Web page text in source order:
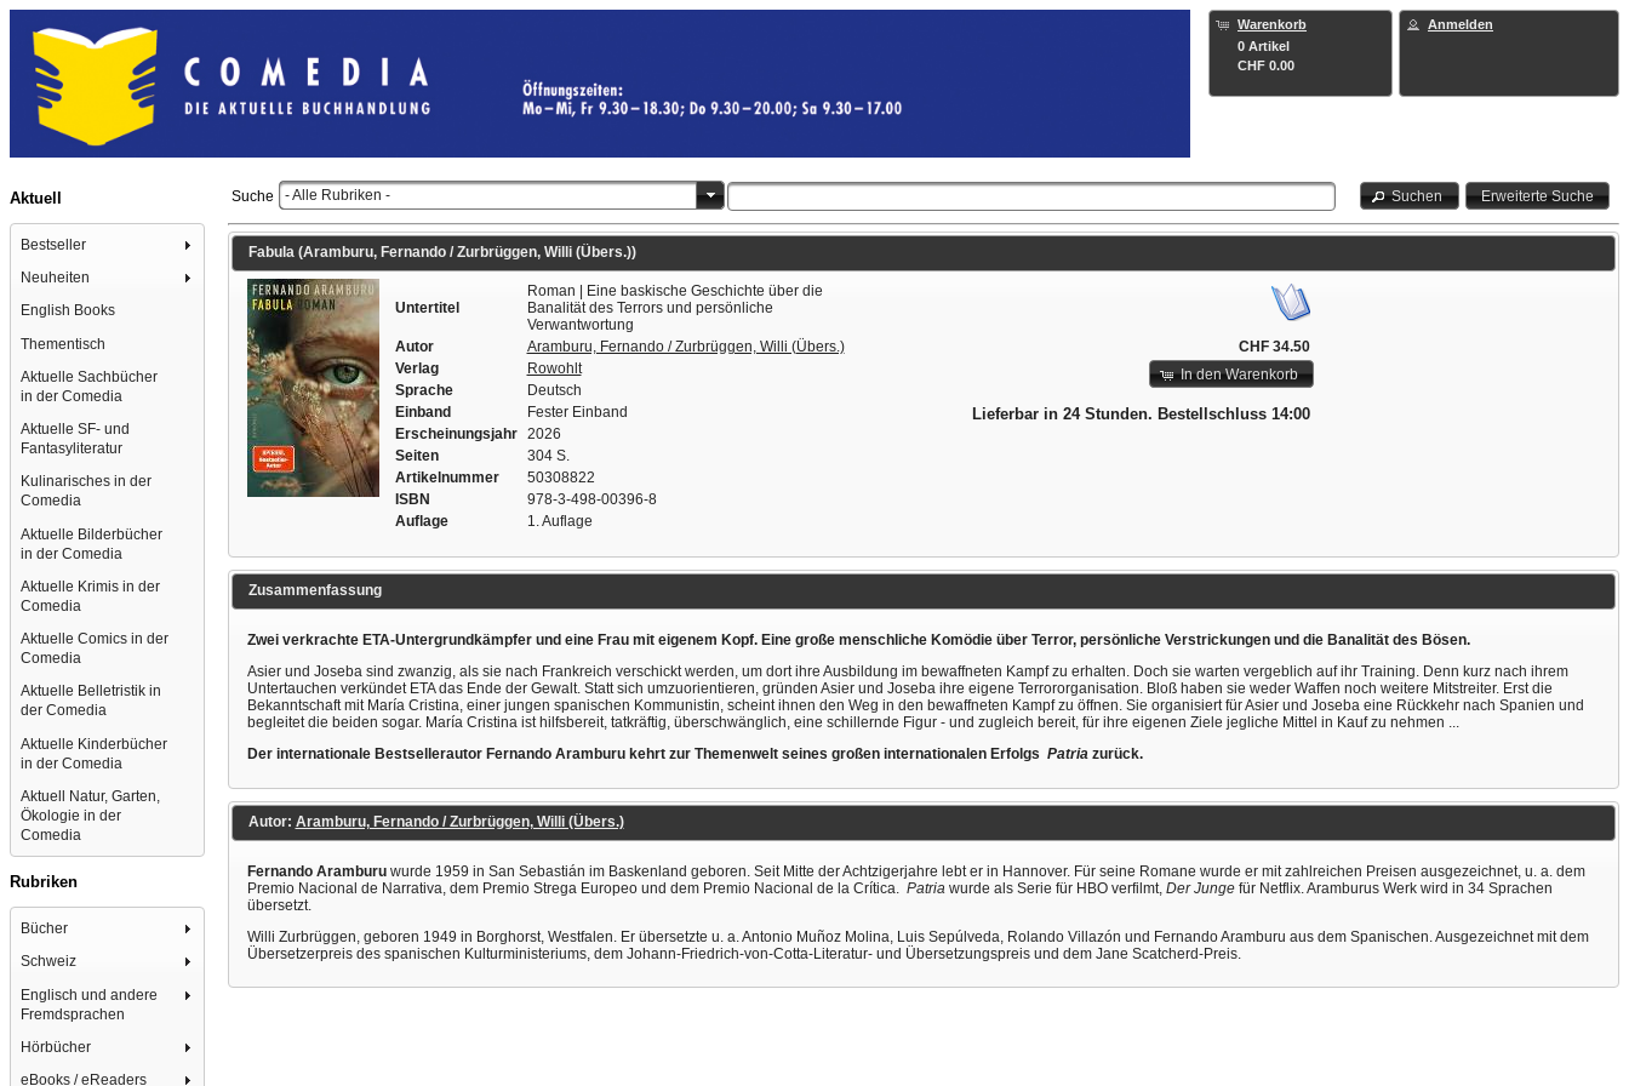
Warenkorb
0 Artikel
CHF 0.00
Anmelden
Aktuell
Bestseller
Neuheiten
English Books
Thementisch
Aktuelle Sachbücher
in der Comedia
Aktuelle SF- und
Fantasyliteratur
Kulinarisches in der
Comedia
Aktuelle Bilderbücher
in der Comedia
Aktuelle Krimis in der
Comedia
Aktuelle Comics in der
Comedia
Aktuelle Belletristik in
der Comedia
Aktuelle Kinderbücher
in der Comedia
Aktuell Natur, Garten,
Ökologie in der
Comedia
Rubriken
Bücher
Schweiz
Englisch und andere
Fremdsprachen
Hörbücher
eBooks / eReaders
Suche - Alle Rubriken - Suchen Erweiterte Suche
Fabula (Aramburu, Fernando / Zurbrüggen, Willi (Übers.))
Untertitel
Roman | Eine baskische Geschichte über die
Banalität des Terrors und persönliche
Verwantwortung
Autor
Aramburu, Fernando / Zurbrüggen, Willi (Übers.)
Verlag
Rowohlt
Sprache
Deutsch
Einband
Fester Einband
Erscheinungsjahr
2026
Seiten
304 S.
Artikelnummer
50308822
ISBN
978-3-498-00396-8
Auflage
1. Auflage
CHF 34.50
In den Warenkorb
Lieferbar in 24 Stunden. Bestellschluss 14:00
Zusammenfassung
Zwei verkrachte ETA-Untergrundkämpfer und eine Frau mit eigenem Kopf. Eine große menschliche Komödie über Terror, persönliche Verstrickungen und die Banalität des Bösen.
Asier und Joseba sind zwanzig, als sie nach Frankreich verschickt werden, um dort ihre Ausbildung im bewaffneten Kampf zu erhalten. Doch sie warten vergeblich auf ihr Training. Denn kurz nach ihrem
Untertauchen verkündet ETA das Ende der Gewalt. Statt sich umzuorientieren, gründen Asier und Joseba ihre eigene Terrororganisation. Bloß haben sie weder Waffen noch weitere Mitstreiter. Erst die
Bekanntschaft mit María Cristina, einer jungen spanischen Kommunistin, scheint ihnen den Weg in den bewaffneten Kampf zu öffnen. Sie organisiert für Asier und Joseba eine Rückkehr nach Spanien und
begleitet die beiden sogar. María Cristina ist hilfsbereit, tatkräftig, überschwänglich, eine schillernde Figur - und zugleich bereit, für ihre eigenen Ziele jegliche Mittel in Kauf zu nehmen ...
Der internationale Bestsellerautor Fernando Aramburu kehrt zur Themenwelt seines großen internationalen Erfolgs Patria zurück.
Autor: Aramburu, Fernando / Zurbrüggen, Willi (Übers.)
Fernando Aramburuwurde 1959 in San Sebastián im Baskenland geboren. Seit Mitte der Achtzigerjahre lebt er in Hannover. Für seine Romane wurde er mit zahlreichen Preisen ausgezeichnet, u. a. dem
Premio Nacional de Narrativa, dem Premio Strega Europeo und dem Premio Nacional de la Crítica. Patria wurde als Serie für HBO verfilmt, Der Junge für Netflix. Aramburus Werk wird in 34 Sprachen
übersetzt.
Willi Zurbrüggen, geboren 1949 in Borghorst, Westfalen. Er übersetzte u. a. Antonio Muñoz Molina, Luis Sepúlveda, Rolando Villazón und Fernando Aramburu aus dem Spanischen. Ausgezeichnet mit dem
Übersetzerpreis des spanischen Kulturministeriums, dem Johann-Friedrich-von-Cotta-Literatur- und Übersetzungspreis und dem Jane Scatcherd-Preis.